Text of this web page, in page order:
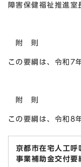
障害保健福祉推進室
附 則
この要綱は、令和7
附 則
この要綱は、令和8
京都市在宅人工呼
事業補助金交付要